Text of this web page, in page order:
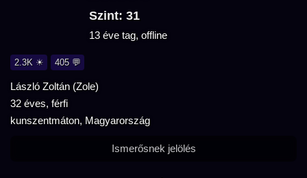
Szint: 31
13 éve tag, offline
2.3K ☀ 405 💬
László Zoltán (Zole)
32 éves, férfi
kunszentmáton, Magyarország
Ismerősnek jelölés